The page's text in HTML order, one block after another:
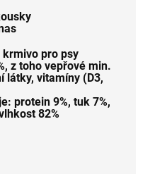
pro psy
z toho vepřové min.
látky, vitamíny (D3,
protein 9%, tuk 7%,
82%